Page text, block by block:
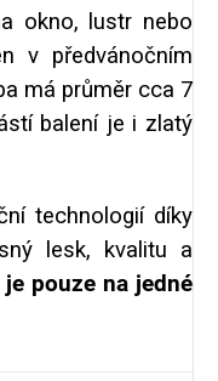
okno, lustr nebo
v předvánočním
má průměr cca 7
balení je i zlatý
technologií díky
lesk, kvalitu a
pouze na jedné